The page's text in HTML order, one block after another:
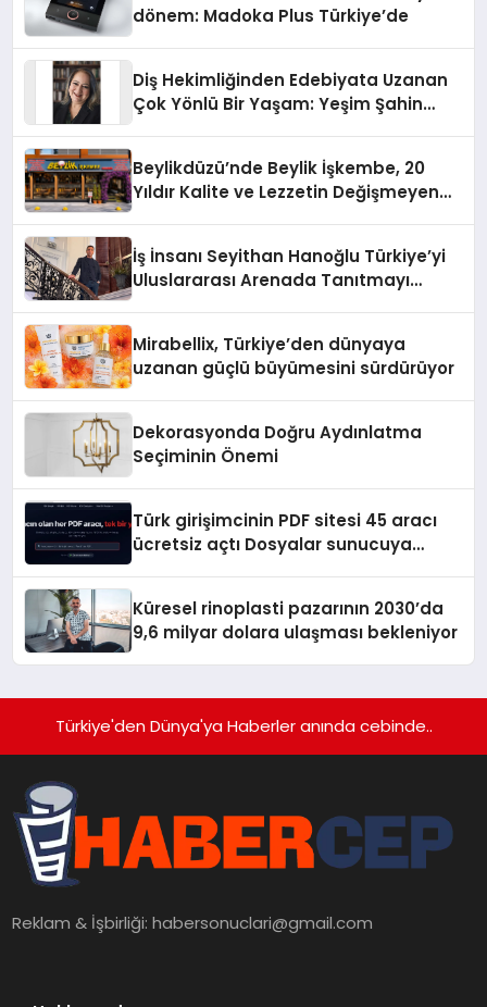
dönem: Madoka Plus Türkiye’de
Diş Hekimliğinden Edebiyata Uzanan
Çok Yönlü Bir Yaşam: Yeşim Şahin
Beylikdüzü’nde Beylik İşkembe, 20
Yıldır Kalite ve Lezzetin Değişmeyen
İş İnsanı Seyithan Hanoğlu Türkiye’yi
Uluslararası Arenada Tanıtmayı
Mirabellix, Türkiye’den dünyaya
uzanan güçlü büyümesini sürdürüyor
Dekorasyonda Doğru Aydınlatma
Seçiminin Önemi
Türk girişimcinin PDF sitesi 45 aracı
ücretsiz açtı Dosyalar sunucuya
Küresel rinoplasti pazarının 2030’da
9,6 milyar dolara ulaşması bekleniyor
Türkiye'den Dünya'ya Haberler anında cebinde..
Reklam & İşbirliği:habersonuclari@gmail.com